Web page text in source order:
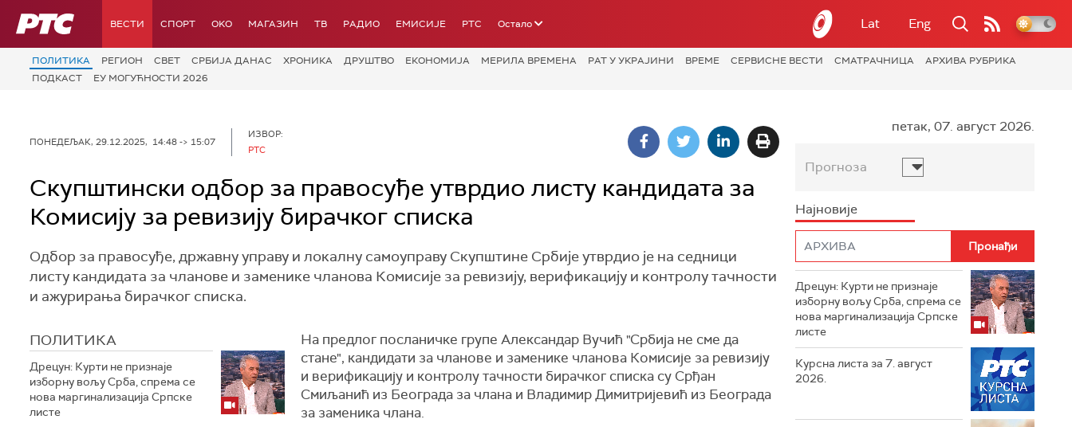
РТС ВЕСТИ СПОРТ OKO МАГАЗИН ТВ РАДИО ЕМИСИЈЕ РТС Остало Lat Eng
ПОЛИТИКА РЕГИОН СВЕТ СРБИЈА ДАНАС ХРОНИКА ДРУШТВО ЕКОНОМИЈА МЕРИЛА ВРЕМЕНА РАТ У УКРАЈИНИ ВРЕМЕ СЕРВИСНЕ ВЕСТИ СМАТРАЧНИЦА
АРХИВА РУБРИКА
ПОДКАСТ
ЕУ МОГУЋНОСТИ 2026
ПОНЕДЕЉАК, 29.12.2025, 14:48 -> 15:07
ИЗВОР:
РТС
Скупштински одбор за правосуђе утврдио листу кандидата за
Комисију за ревизију бирачког списка
Одбор за правосуђе, државну управу и локалну самоуправу Скупштине Србије утврдио је на седници
листу кандидата за чланове и заменике чланова Комисије за ревизију, верификацију и контролу тачности
и ажурирања бирачког списка.
ПОЛИТИКА
Дрецун: Курти не признаје
изборну вољу Срба, спрема се
нова маргинализација Српске
листе
На предлог посланичке групе Александар Вучић "Србија не сме да
стане", кандидати за чланове и заменике чланова Комисије за ревизију
и верификацију и контролу тачности бирачког списка су Срђан
Смиљанић из Београда за члана и Владимир Димитријевић из Београда
за заменика члана.
петак, 07. август 2026.
Прогноза
Најновије
Дрецун: Курти не признаје
изборну вољу Срба, спрема се
нова маргинализација Српске
листе
Курсна листа за 7. август
2026.